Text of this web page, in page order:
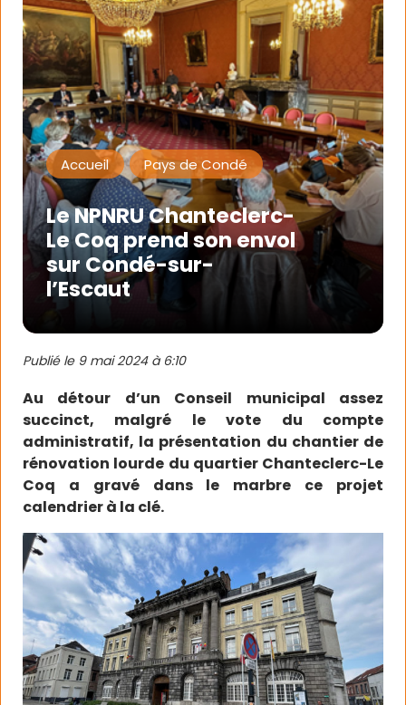
Accueil Pays de Condé
Le NPNRU Chanteclerc-
Le Coq prend son envol
sur Condé-sur-
l’Escaut
Publié le 9 mai 2024 à 6:10
Au détour d’un Conseil municipal assez
succinct, malgré le vote du compte
administratif, la présentation du chantier de
rénovation lourde du quartier Chanteclerc-Le
Coq a gravé dans le marbre ce projet
calendrier à la clé.